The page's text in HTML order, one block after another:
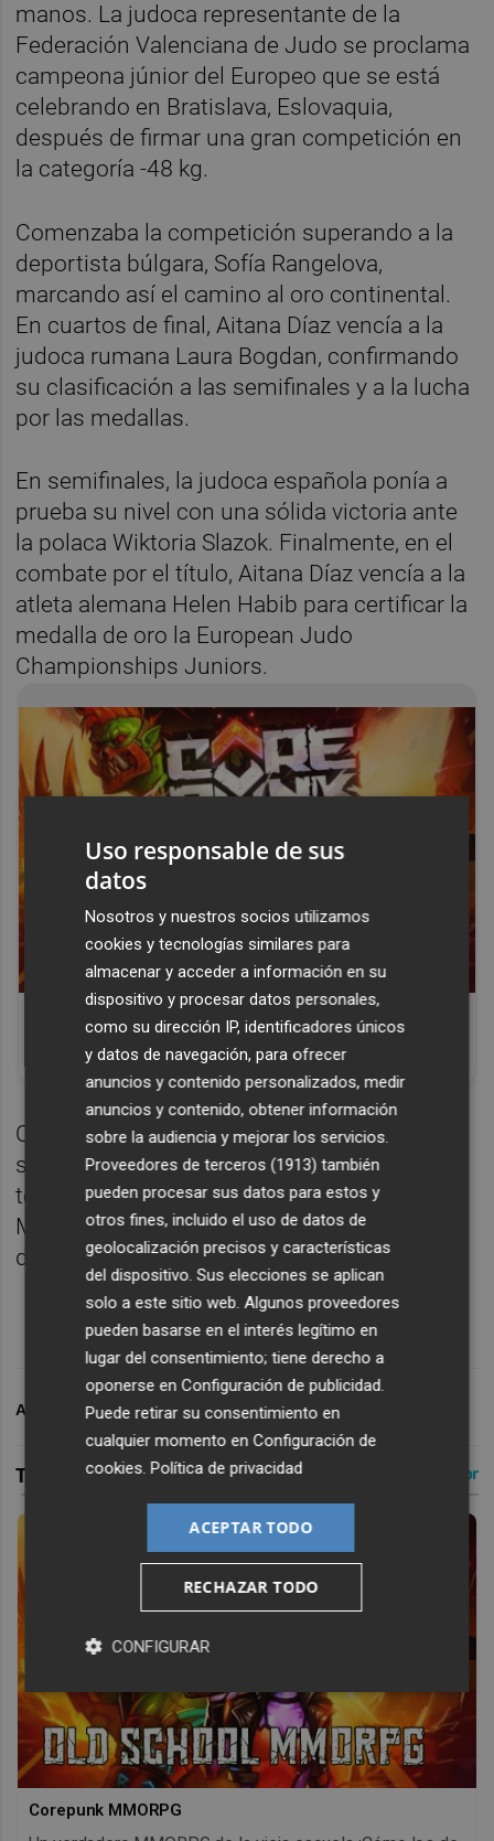
manos. La judoca representante de la
Federación Valenciana de Judo se proclama
campeona júnior del Europeo que se está
celebrando en Bratislava, Eslovaquia,
después de firmar una gran competición en
la categoría -48 kg.
Comenzaba la competición superando a la
deportista búlgara, Sofía Rangelova,
marcando así el camino al oro continental.
En cuartos de final, Aitana Díaz vencía a la
judoca rumana Laura Bogdan, confirmando
su clasificación a las semifinales y a la lucha
por las medallas.
En semifinales, la judoca española ponía a
prueba su nivel con una sólida victoria ante
la polaca Wiktoria Slazok. Finalmente, en el
combate por el título, Aitana Díaz vencía a la
atleta alemana Helen Habib para certificar la
medalla de oro la European Judo
Championships Juniors.
Corepunk MMORPG
Un verdadero MMORPG de la vieja escuela
¡Cómo los de antes, pero mejor!
Con este resultado, Aitana se prepara para
su próximo gran objetivo de este inicio de
temporada que será el Campeonato del
Mundo de la categoría júnior, que se
disputará el próximo mes en Perú.
ARCHIVADO EN POLIDEPORTIVO
Corepunk MMORPG
Uso responsable de sus
datos
Nosotros y nuestros socios utilizamos
cookies y tecnologías similares para
almacenar y acceder a información en su
dispositivo y procesar datos personales,
como su dirección IP, identificadores únicos
y datos de navegación, para ofrecer
anuncios y contenido personalizados, medir
anuncios y contenido, obtener información
sobre la audiencia y mejorar los servicios.
Proveedores de terceros (1913) también
pueden procesar sus datos para estos y
otros fines, incluido el uso de datos de
geolocalización precisos y características
del dispositivo. Sus elecciones se aplican
solo a este sitio web. Algunos proveedores
pueden basarse en el interés legítimo en
lugar del consentimiento; tiene derecho a
oponerse enConfiguración de publicidad
Puede retirar su consentimiento en
cualquier momento enConfiguración de
cookies .Política de privacidad
ACEPTAR TODO
RECHAZAR TODO
CONFIGURAR